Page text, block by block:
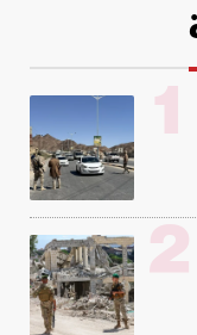
1
2